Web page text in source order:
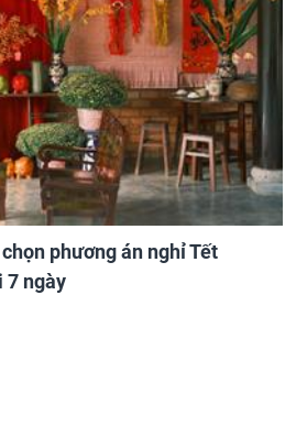
phương án nghỉ Tết
7 ngày